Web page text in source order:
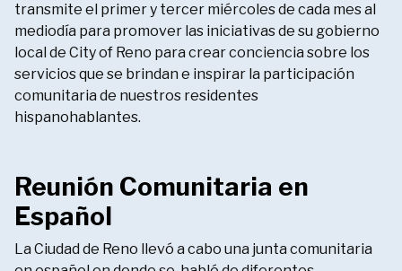
transmite el primer y tercer miércoles de cada mes al
mediodía para promover las iniciativas de su gobierno
local de City of Reno para crear conciencia sobre los
servicios que se brindan e inspirar la participación
comunitaria de nuestros residentes
hispanohablantes.
Reunión Comunitaria en
Español
La Ciudad de Reno llevó a cabo una junta comunitaria